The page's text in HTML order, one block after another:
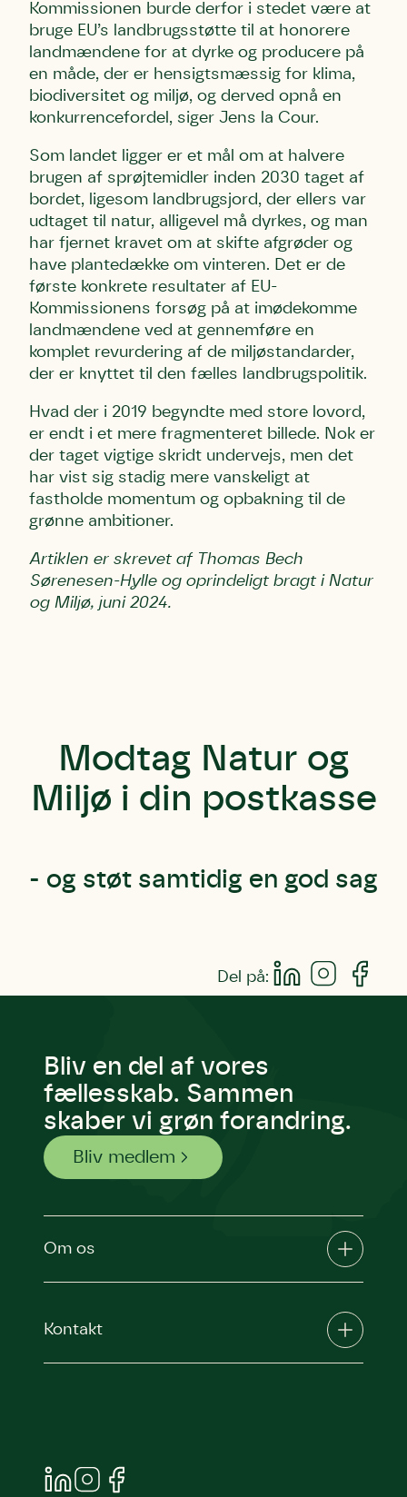
Kommissionen burde derfor i stedet være at
bruge EU’s landbrugsstøtte til at honorere
landmændene for at dyrke og producere på
en måde, der er hensigtsmæssig for klima,
biodiversitet og miljø, og derved opnå en
konkurrencefordel, siger Jens la Cour.
Som landet ligger er et mål om at halvere
brugen af sprøjtemidler inden 2030 taget af
bordet, ligesom landbrugsjord, der ellers var
udtaget til natur, alligevel må dyrkes, og man
har fjernet kravet om at skifte afgrøder og
have plantedække om vinteren. Det er de
første konkrete resultater af EU-
Kommissionens forsøg på at imødekomme
landmændene ved at gennemføre en
komplet revurdering af de miljøstandarder,
der er knyttet til den fælles landbrugspolitik.
Hvad der i 2019 begyndte med store lovord,
er endt i et mere fragmenteret billede. Nok er
der taget vigtige skridt undervejs, men det
har vist sig stadig mere vanskeligt at
fastholde momentum og opbakning til de
grønne ambitioner.
Artiklen er skrevet af Thomas Bech
Sørenesen-Hylle og oprindeligt bragt i Natur
og Miljø, juni 2024.
Modtag Natur og
Miljø i din postkasse
- og støt samtidig en god sag
Del på:
Bliv en del af vores
fællesskab. Sammen
skaber vi grøn forandring.
Bliv medlem
Om os
Kontakt